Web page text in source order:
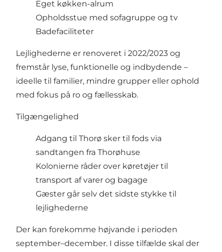
Eget køkken-alrum
Opholdsstue med sofagruppe og tv
Badefaciliteter
Lejlighederne er renoveret i 2022/2023 og
fremstår lyse, funktionelle og indbydende –
ideelle til familier, mindre grupper eller ophold
med fokus på ro og fællesskab.
Tilgængelighed
Adgang til Thorø sker til fods via
sandtangen fra Thorøhuse
Kolonierne råder over køretøjer til
transport af varer og bagage
Gæster går selv det sidste stykke til
lejlighederne
Der kan forekomme højvande i perioden
september–december. I disse tilfælde skal der